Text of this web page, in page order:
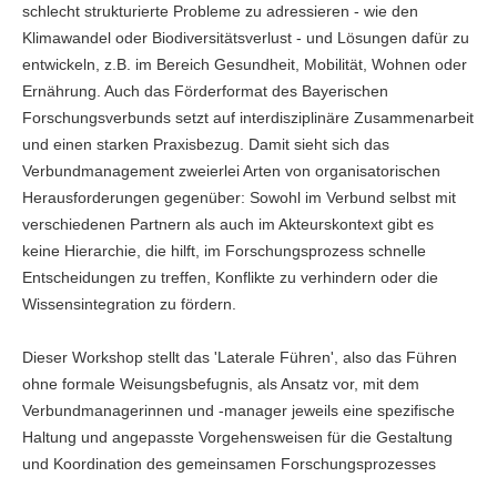
schlecht strukturierte Probleme zu adressieren - wie den
Klimawandel oder Biodiversitätsverlust - und Lösungen dafür zu
entwickeln, z.B. im Bereich Gesundheit, Mobilität, Wohnen oder
Ernährung. Auch das Förderformat des Bayerischen
Forschungsverbunds setzt auf interdisziplinäre Zusammenarbeit
und einen starken Praxisbezug. Damit sieht sich das
Verbundmanagement zweierlei Arten von organisatorischen
Herausforderungen gegenüber: Sowohl im Verbund selbst mit
verschiedenen Partnern als auch im Akteurskontext gibt es
keine Hierarchie, die hilft, im Forschungsprozess schnelle
Entscheidungen zu treffen, Konflikte zu verhindern oder die
Wissensintegration zu fördern.
Dieser Workshop stellt das 'Laterale Führen', also das Führen
ohne formale Weisungsbefugnis, als Ansatz vor, mit dem
Verbundmanagerinnen und -manager jeweils eine spezifische
Haltung und angepasste Vorgehensweisen für die Gestaltung
und Koordination des gemeinsamen Forschungsprozesses